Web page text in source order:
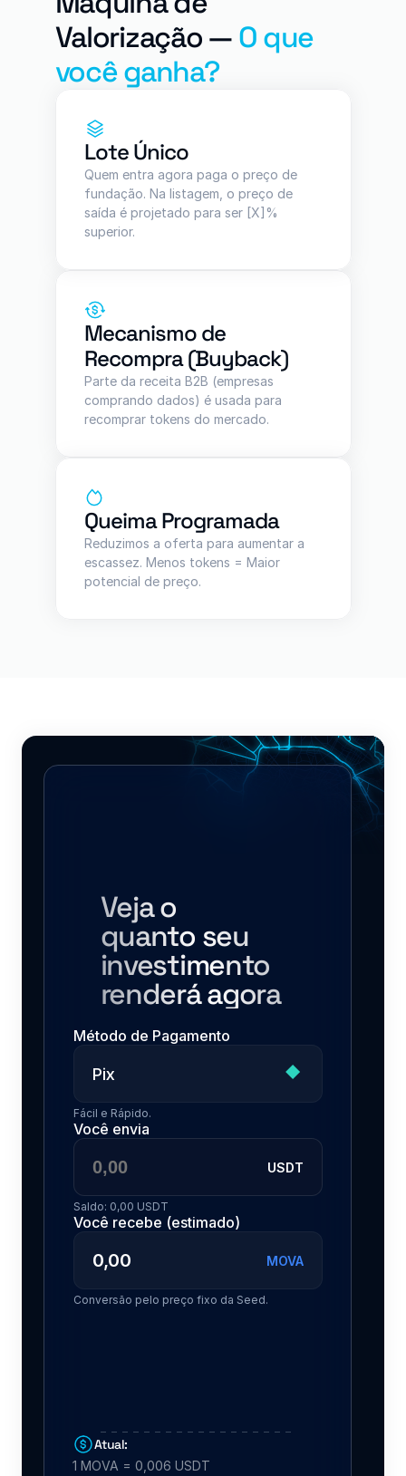
Valorização — O que
você ganha?
Mecanismo de
Recompra (Buyback)
Parte da receita B2B (empresas
comprando dados) é usada para
recomprar tokens do mercado.
Queima Programada
Reduzimos a oferta para aumentar a
escassez. Menos tokens = Maior
potencial de preço.
Lote Único
Quem entra agora paga o preço de
fundação. Na listagem, o preço de
saída é projetado para ser [X]%
superior.
Veja o
quanto seu
investimento
renderá agora
Atual:
1 MOVA = 0,006 USDT